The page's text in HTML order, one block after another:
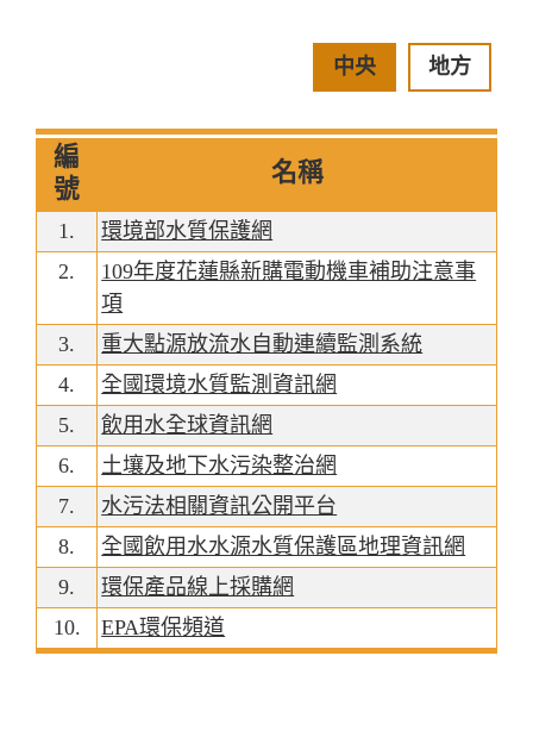
中央 地方
編
號
名稱
1.
環境部水質保護網
2.
109年度花蓮縣新購電動機車補助注意事
項
3.
重大點源放流水自動連續監測系統
4.
全國環境水質監測資訊網
5.
飲用水全球資訊網
6.
土壤及地下水污染整治網
7.
水污法相關資訊公開平台
8.
全國飲用水水源水質保護區地理資訊網
9.
環保產品線上採購網
10.
EPA環保頻道